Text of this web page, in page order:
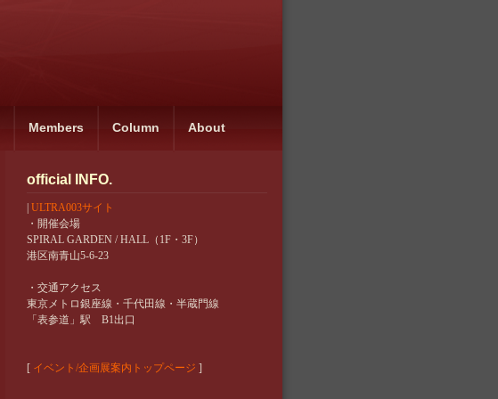
Members Column About
official INFO.
ULTRA003サイト
・開催会場
SPIRAL GARDEN / HALL（1F・3F）
港区南青山5-6-23
・交通アクセス
東京メトロ銀座線・千代田線・半蔵門線
「表参道」駅 B1出口
[ イベント/企画展案内トップページ ]